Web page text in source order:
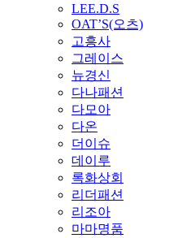
LEE.D.S
OAT’S(오츠)
고흥사
그레이스
뉴경신
다나패션
다모아
다온
더이슈
데이루
록화상회
리더패션
리조아
마마명품